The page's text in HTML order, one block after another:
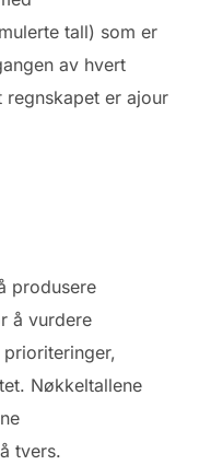
tall) som er
av hvert
regnskapet er ajour
produsere
å vurdere
Nøkkeltallene
tvers.